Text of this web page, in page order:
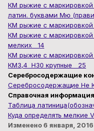
КМ рыжие с
латин. буквами Мю
КМ рыжие с
КМ рыжие с маркировкой
мелких 14
КМ рыжие с
КМ3,4 Н30 крупные 25
Серебросодержащие
Серебросодержащие
Справочная
Таблица
Куда определять мелкие
Изменено 6 января, 2016